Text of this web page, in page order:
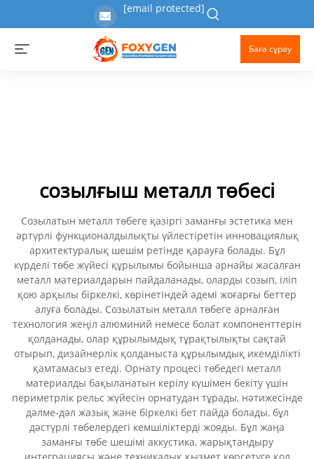
[email protected]
Баға сұрау
созылғыш металл төбесі
Созылатын металл төбеге қазіргі заманғы эстетика мен
әртүрлі функционалдылықты үйлестіретін инновациялық
архитектуралық шешім ретінде қарауға болады. Бұл
күрделі төбе жүйесі құрылымы бойынша арнайы жасалған
металл материалдарын пайдаланады, оларды созып, іліп
қою арқылы біркелкі, көрінетіндей әдемі жоғарғы беттер
алуға болады. Созылатын металл төбеге арналған
технология жеңіл алюминий немесе болат компоненттерін
қолданады, олар құрылымдық тұрақтылықты сақтай
отырып, дизайнерлік қолданыста құрылымдық икемділікті
қамтамасыз етеді. Орнату процесі төбедегі металл
материалды бақыланатын керілу күшімен бекіту үшін
периметрлік рельс жүйесін орнатудан тұрады, нәтижесінде
дәлме-дәл жазық және біркелкі бет пайда болады, бұл
дәстүрлі төбелердегі кемшіліктерді жояды. Бұл жаңа
заманғы төбе шешімі аккустика, жарықтандыру